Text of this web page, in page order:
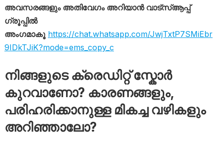
അവസരങ്ങളും അതിവേഗം അറിയാൻ വാട്സ്ആപ്പ്
ഗ്രൂപ്പിൽ
അംഗമാകൂ https://chat.whatsapp.com/JwjTxtP7SMiEbr
9IDkTJiK?mode=ems_copy_c
നിങ്ങളുടെ ക്രെഡിറ്റ് സ്കോർ
കുറവാണോ? കാരണങ്ങളും,
പരിഹരിക്കാനുള്ള മികച്ച വഴികളും
അറിഞ്ഞാലോ?